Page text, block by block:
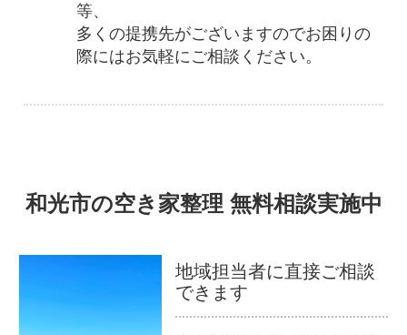
等、
多くの提携先がございますのでお困りの
際にはお気軽にご相談ください。
和光市の空き家整理 無料相談実施中
地域担当者に直接ご相談
できます